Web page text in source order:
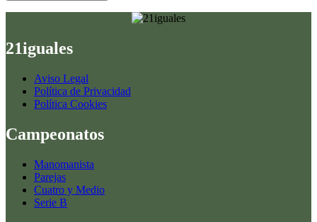
21iguales
Aviso Legal
Política de Privacidad
Política Cookies
Campeonatos
Manomanista
Parejas
Cuatro y Medio
Serie B